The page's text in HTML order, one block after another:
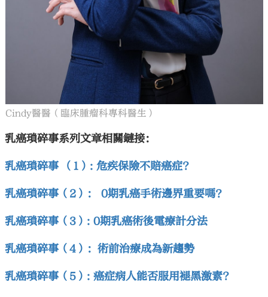
Cindy醫醫（臨床腫瘤科專科醫生）
乳癌瑣碎事系列文章相關鏈接：
乳癌瑣碎事 （1）: 危疾保險不賠癌症?
乳癌瑣碎事（2）： 0期乳癌手術邊界重要嗎？
乳癌瑣碎事（3）: 0期乳癌術後電療計分法
乳癌瑣碎事（4）：術前治療成為新趨勢
乳癌瑣碎事（5）: 癌症病人能否服用褪黑激素?